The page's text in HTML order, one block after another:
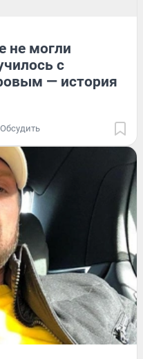
не могли
с
— история
Обсудить